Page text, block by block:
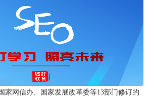
家网信办、国家发展改革委等13部门修订的